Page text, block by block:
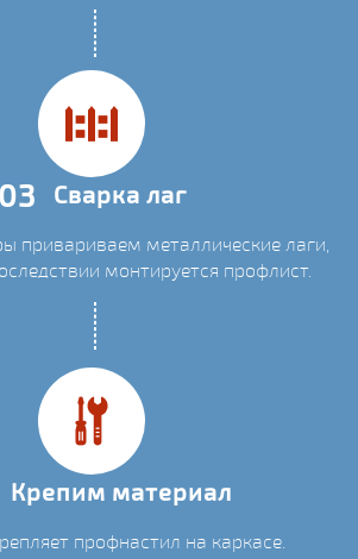
03 Сварка лаг
привариваем металлические лаги,
монтируется профлист.
Крепим материал
профнастил на каркасе.